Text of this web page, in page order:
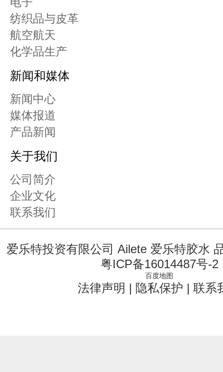
纺织品与皮革
航空航天
化学品生产
新闻和媒体
新闻中心
媒体报道
产品新闻
关于我们
公司简介
企业文化
联系我们
爱乐特投资有限公司 Ailete 爱乐特胶水
粤ICP备16014487号-2
百度地图
法律声明 | 隐私保护 | 联系